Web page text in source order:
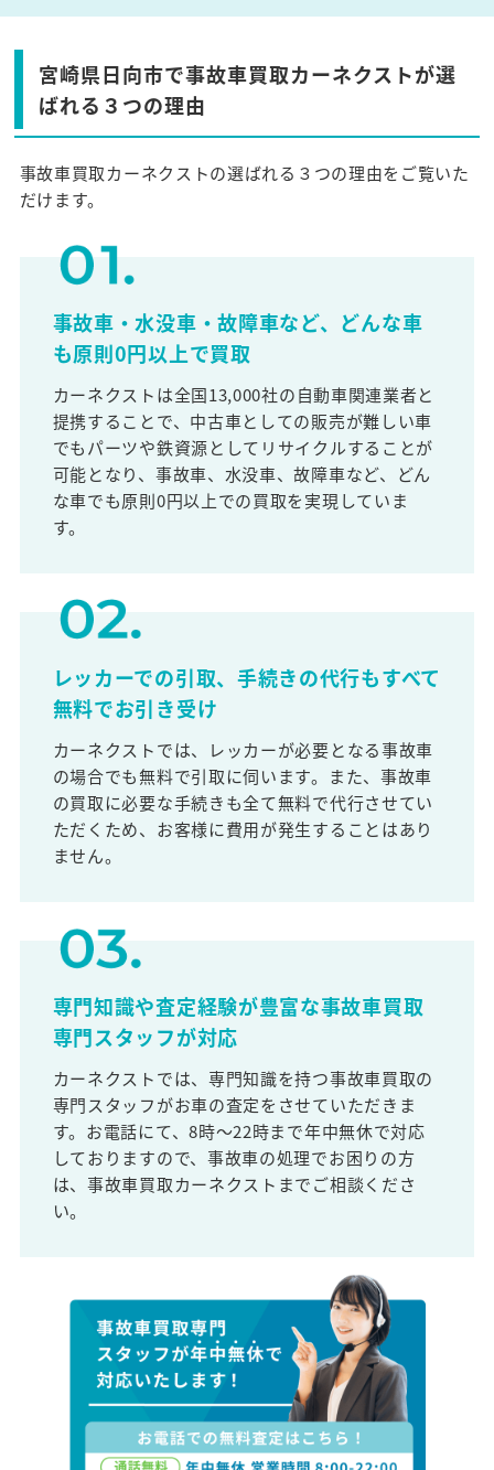
宮崎県日向市で事故車買取カーネクストが選
ばれる３つの理由
事故車買取カーネクストの選ばれる３つの理由をご覧いた
だけます。
事故車・水没車・故障車など、どんな車
も原則0円以上で買取
カーネクストは全国13,000社の自動車関連業者と
提携することで、中古車としての販売が難しい車
でもパーツや鉄資源としてリサイクルすることが
可能となり、事故車、水没車、故障車など、どん
な車でも原則0円以上での買取を実現していま
す。
レッカーでの引取、手続きの代行もすべて
無料でお引き受け
カーネクストでは、レッカーが必要となる事故車
の場合でも無料で引取に伺います。また、事故車
の買取に必要な手続きも全て無料で代行させてい
ただくため、お客様に費用が発生することはあり
ません。
専門知識や査定経験が豊富な事故車買取
専門スタッフが対応
カーネクストでは、専門知識を持つ事故車買取の
専門スタッフがお車の査定をさせていただきま
す。お電話にて、8時～22時まで年中無休で対応
しておりますので、事故車の処理でお困りの方
は、事故車買取カーネクストまでご相談くださ
い。